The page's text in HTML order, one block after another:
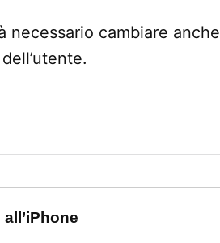
necessario cambiare anche